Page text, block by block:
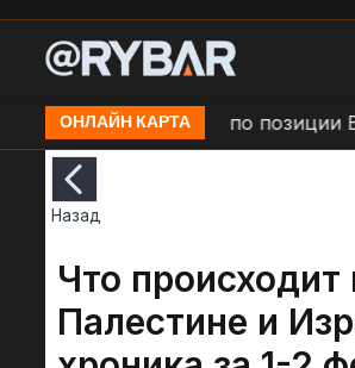
ОНЛАЙН КАРТА
Удар БЛА "Молния" по позиции
Назад
Что происходит
Палестине и